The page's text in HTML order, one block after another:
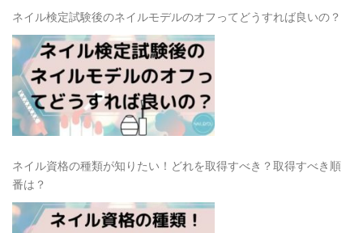
ネイル検定試験後のネイルモデルのオフってどうすれば良いの？
ネイル資格の種類が知りたい！どれを取得すべき？取得すべき順
番は？